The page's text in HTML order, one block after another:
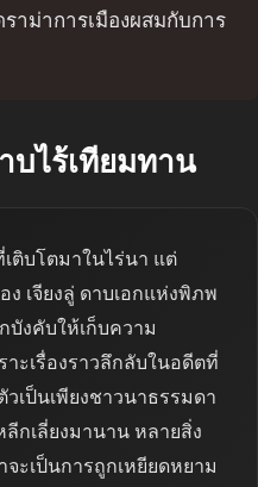
าม่าการเมืองผสมกับการ
บไร้เทียมทาน
ติบโตมาในไร่นา แต่
เจียงลู่ ดาบเอกแห่งพิภพ
บังคับให้เก็บความ
ะเรื่องราวลึกลับในอดีตที่
เป็นเพียงชาวนาธรรมดา
กเลี่ยงมานาน หลายสิ่ง
จะเป็นการถูกเหยียดหยาม